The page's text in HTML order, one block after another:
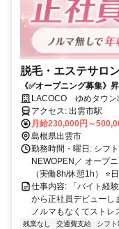
脱毛・エステサロ
《✅オープニング募集》
超の女性管理職多数／ガ
LACOCO ゆめタウン
アクセス: 出雲市駅
月給230,000円～
島根県出雲市
勤務時間・曜日: シフ
NEWOPEN／ オープ
（実働8h/休憩1h） ⭐
仕事内容: 「バイト経
から正社員デビューし
ノルマもなくてスト
残業なし 交通費支給 シフト